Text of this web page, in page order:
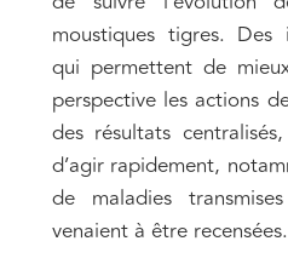
moustiques tigres. Des
qui permettent de
perspective les actions
des résultats
d’agir rapidement,
de maladies
venaient à être recensées.